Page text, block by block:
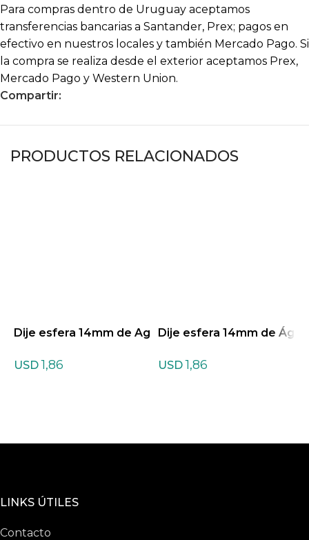
Para compras dentro de Uruguay aceptamos
transferencias bancarias a Santander, Prex; pagos en
efectivo en nuestros locales y también Mercado Pago. Si
la compra se realiza desde el exterior aceptamos Prex,
Mercado Pago y Western Union.
Compartir:
PRODUCTOS RELACIONADOS
Dije esfera 14mm de Ag
USD 1,86
Dije esfera 14mm de Ág
USD 1,86
LINKS ÚTILES
Contacto